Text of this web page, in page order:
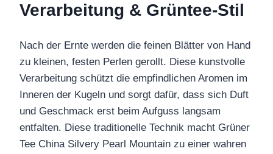
Verarbeitung & Grüntee-Stil
Nach der Ernte werden die feinen Blätter von Hand
zu kleinen, festen Perlen gerollt. Diese kunstvolle
Verarbeitung schützt die empfindlichen Aromen im
Inneren der Kugeln und sorgt dafür, dass sich Duft
und Geschmack erst beim Aufguss langsam
entfalten. Diese traditionelle Technik macht Grüner
Tee China Silvery Pearl Mountain zu einer wahren